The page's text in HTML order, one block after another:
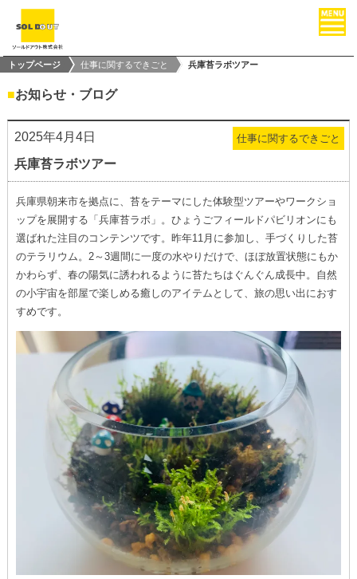
トップページ 仕事に関するできごと 兵庫苔ラボツアー
■お知らせ・ブログ
仕事に関するできごと
2025年4月4日
兵庫苔ラボツアー
兵庫県朝来市を拠点に、苔をテーマにした体験型ツアーやワークショ
ップを展開する「兵庫苔ラボ」。ひょうごフィールドパビリオンにも
選ばれた注目のコンテンツです。昨年11月に参加し、手づくりした苔
のテラリウム。2～3週間に一度の水やりだけで、ほぼ放置状態にもか
かわらず、春の陽気に誘われるように苔たちはぐんぐん成長中。自然
の小宇宙を部屋で楽しめる癒しのアイテムとして、旅の思い出におす
すめです。